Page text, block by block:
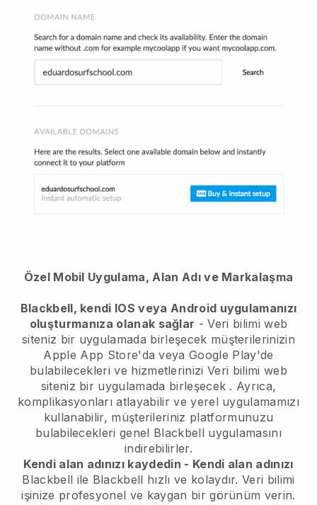
Özel Mobil Uygulama, Alan Adı ve Markalaşma
Blackbell, kendi IOS veya Android uygulamanızı
oluşturmanıza olanak sağlar -Veri bilimi web
siteniz bir uygulamada birleşecek müşterilerinizin
Apple App Store'da veya Google Play'de
bulabilecekleri ve hizmetleriniziVeri bilimi web
siteniz bir uygulamada birleşecek . Ayrıca,
komplikasyonları atlayabilir ve yerel uygulamamızı
kullanabilir, müşterileriniz platformunuzu
bulabilecekleri genel Blackbell uygulamasını
indirebilirler.
Kendi alan adınızı kaydedin - Kendi alan adınızı
Blackbell ile Blackbell hızlı ve kolaydır.Veri bilimi
işinize profesyonel ve kaygan bir görünüm verin.